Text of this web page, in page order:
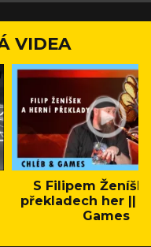
VIDEA
S Filipem
překladech her ||
Games